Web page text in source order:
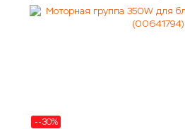
--30%